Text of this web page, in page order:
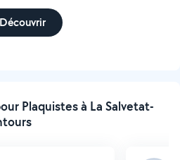
Découvrir
Plaquistes à La Salvetat-